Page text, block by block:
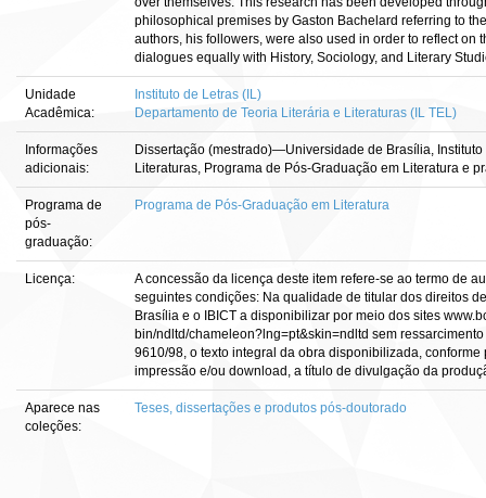
philosophical premises by Gaston Bachelard referring to
authors, his followers, were also used in order to reflect on
dialogues equally with History, Sociology, and Literary
Unidade
Acadêmica:
Instituto de Letras (IL)
Departamento de Teoria Literária e Literaturas (IL TEL)
Informações
adicionais:
Dissertação (mestrado)—Universidade de Brasília,
Literaturas, Programa de Pós-Graduação em Literatura e
Programa de
pós-
graduação:
Programa de Pós-Graduação em Literatura
Licença:
A concessão da licença deste item refere-se ao termo de
seguintes condições: Na qualidade de titular dos direitos
Brasília e o IBICT a disponibilizar por meio dos sites
bin/ndltd/chameleon?lng=pt&skin=ndltd sem
9610/98, o texto integral da obra disponibilizada,
impressão e/ou download, a título de divulgação da
Aparece nas
coleções:
Teses, dissertações e produtos pós-doutorado